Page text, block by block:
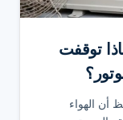
توقفت
أن الهواء